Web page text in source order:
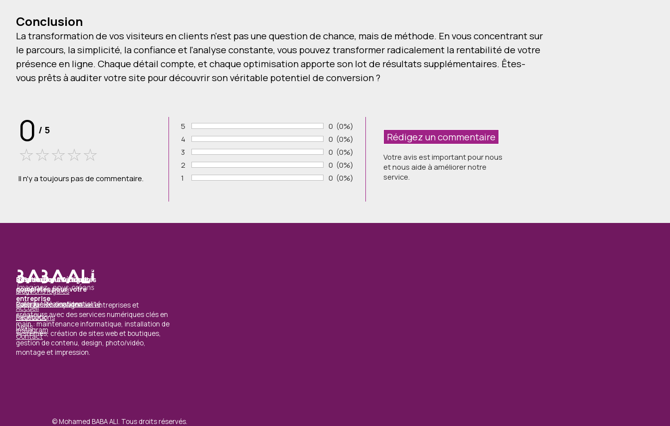
Conclusion
La transformation de vos visiteurs en clients n'est pas une question de chance, mais de méthode. En vous concentrant sur
le parcours, la simplicité, la confiance et l'analyse constante, vous pouvez transformer radicalement la rentabilité de votre
présence en ligne. Chaque détail compte, et chaque optimisation apporte son lot de résultats supplémentaires. Êtes-
vous prêts à auditer votre site pour découvrir son véritable potentiel de conversion ?
0 / 5
Il n'y a toujours pas de commentaire.
Vote :
5 Nombre de votes :
0 Pourcentage des évaluations:
(0%)
Vote :
4 Nombre de votes :
0 Pourcentage des évaluations:
(0%)
Vote :
3 Nombre de votes :
0 Pourcentage des évaluations:
(0%)
Vote :
2 Nombre de votes :
0 Pourcentage des évaluations:
(0%)
Vote :
1 Nombre de votes :
0 Pourcentage des évaluations:
(0%)
Votre avis est important pour nous
et nous aide à améliorer notre
service.
Solutions numériques
complètes pour votre
entreprise
Accueil
Réalisations
Devis
Contact
Ressources & Actualités
Blog
Galerie / Réalisations
Informations & Légal
Mentions légales
Politique de confidentialité
Facebook
Instagram
Baba Ali accompagne les entreprises et
créateurs avec des services numériques clés en
main : maintenance informatique, installation de
systèmes, création de sites web et boutiques,
gestion de contenu, design, photo/vidéo,
montage et impression.
© Mohamed BABA ALI. Tous droits réservés.